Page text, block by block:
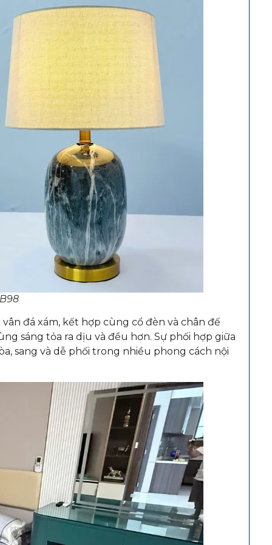
đá xám, kết hợp cùng cổ đèn và chân đế
sáng tỏa ra dịu và đều hơn. Sự phối hợp giữa
sang và dễ phối trong nhiều phong cách nội